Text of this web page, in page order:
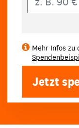
Mehr Infos zu
Jetzt